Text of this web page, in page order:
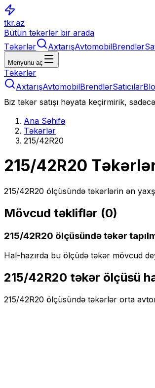
tkr.az
Bütün təkərlər bir arada
Təkərlər
AxtarışAvtomobilBrendlər
Menyunu aç
Təkərlər
AxtarışAvtomobilBrendlərSatıcılar
Biz təkər satışı həyata keçirmirik,
Ana Səhifə
Təkərlər
215/42R20
215/42R20
215/42R20 ölçüsündə təkərlərin ən
Mövcud təkliflər (0)
215/42R20 ölçüsündə təkər
Hal-hazırda bu ölçüdə təkər mövcud
215/42R20 təkər ölçüsü
215/42R20 ölçüsündə təkərlər orta